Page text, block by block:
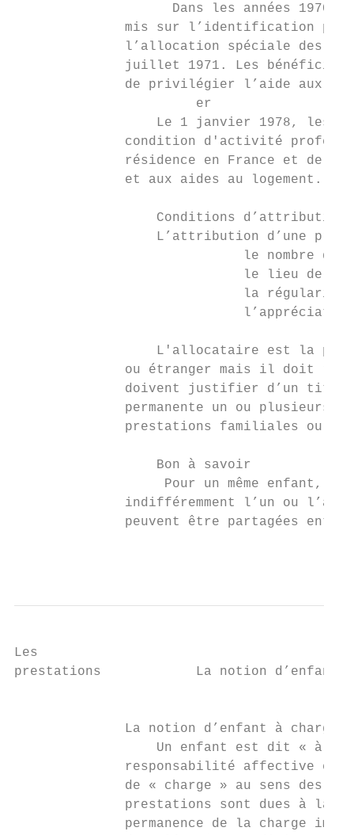
Dans les années 1970,
mis sur l’identification
l’allocation spéciale des
juillet 1971. Les
de privilégier l’aide aux
                       er
Le 1 janvier 1978, les
condition d'activité
résidence en France et de
              et aux aides au logement.
Conditions d’attribution
L’attribution d’une
le nombre
le lieu de
la régularité
L'allocataire est la
ou étranger mais il doit
doivent justifier d’un
permanente un ou plusieurs
prestations familiales ou
                  Bon à savoir
Pour un même enfant,
indifféremment l’un ou
peuvent être partagées
Les
prestations            La notion d’enfant à
              La notion d’enfant à charge1
Un enfant est dit « à
responsabilité affective et
de « charge » au sens des
prestations sont dues à la
permanence de la charge